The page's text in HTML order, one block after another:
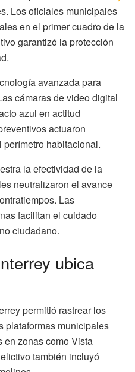
Los oficiales municipales
en el primer cuadro de la
garantizó la protección
avanzada para
cámaras de video digital
azul en actitud
actuaron
habitacional.
la efectividad de la
neutralizaron el avance
Las
facilitan el cuidado
ciudadano.
ubica
permitió rastrear los
plataformas municipales
en zonas como Vista
también incluyó